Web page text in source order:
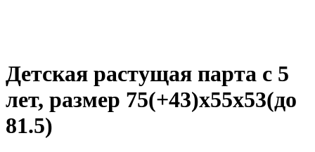
Детская растущая парта с 5
лет, размер 75(+43)x55x53(до
81.5)